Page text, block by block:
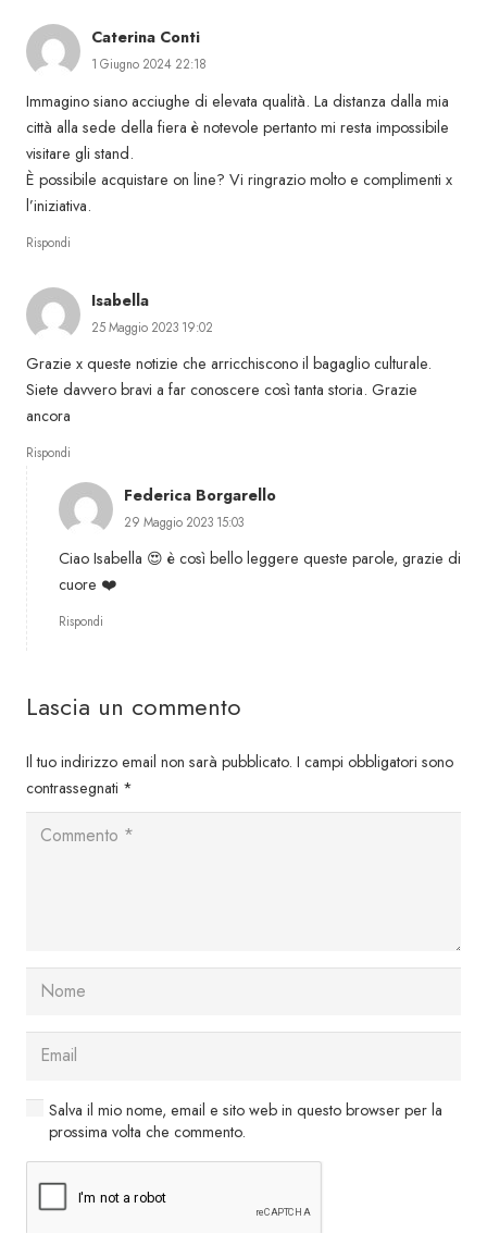
Caterina Conti
1 Giugno 2024 22:18
Immagino siano acciughe di elevata qualità. La distanza dalla mia
città alla sede della fiera è notevole pertanto mi resta impossibile
visitare gli stand.
È possibile acquistare on line? Vi ringrazio molto e complimenti x
l’iniziativa.
Rispondi
Isabella
25 Maggio 2023 19:02
Grazie x queste notizie che arricchiscono il bagaglio culturale.
Siete davvero bravi a far conoscere così tanta storia. Grazie
ancora
Rispondi
Federica Borgarello
29 Maggio 2023 15:03
Ciao Isabella 😍 è così bello leggere queste parole, grazie di
cuore ❤️
Rispondi
Lascia un commento
Il tuo indirizzo email non sarà pubblicato. I campi obbligatori sono
contrassegnati *
Salva il mio nome, email e sito web in questo browser per la
prossima volta che commento.